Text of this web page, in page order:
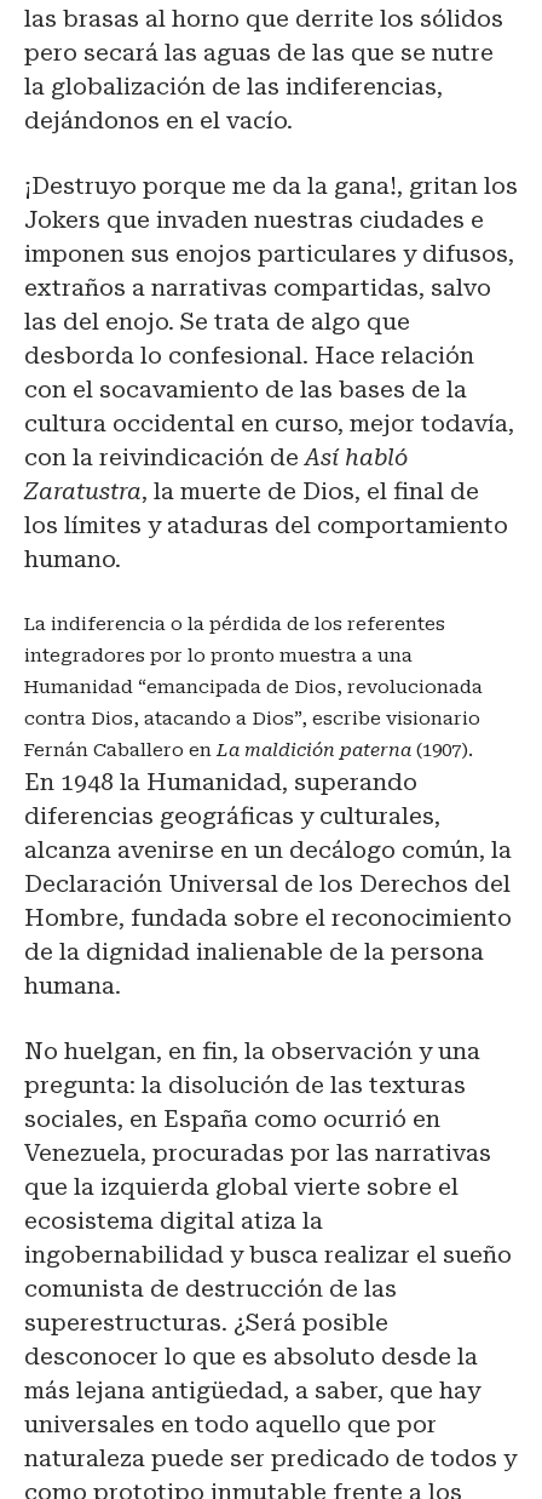
las brasas al horno que derrite los sólidos
pero secará las aguas de las que se nutre
la globalización de las indiferencias,
dejándonos en el vacío.
¡Destruyo porque me da la gana!, gritan los
Jokers que invaden nuestras ciudades e
imponen sus enojos particulares y difusos,
extraños a narrativas compartidas, salvo
las del enojo. Se trata de algo que
desborda lo confesional. Hace relación
con el socavamiento de las bases de la
cultura occidental en curso, mejor todavía,
con la reivindicación deAsí habló
Zaratustra, la muerte de Dios, el final de
los límites y ataduras del comportamiento
humano.
La indiferencia o la pérdida de los referentes
integradores por lo pronto muestra a una
Humanidad “emancipada de Dios, revolucionada
contra Dios, atacando a Dios”, escribe visionario
Fernán Caballero enLa maldición paterna (1907).
En 1948 la Humanidad, superando
diferencias geográficas y culturales,
alcanza avenirse en un decálogo común, la
Declaración Universal de los Derechos del
Hombre, fundada sobre el reconocimiento
de la dignidad inalienable de la persona
humana.
No huelgan, en fin, la observación y una
pregunta: la disolución de las texturas
sociales, en España como ocurrió en
Venezuela, procuradas por las narrativas
que la izquierda global vierte sobre el
ecosistema digital atiza la
ingobernabilidad y busca realizar el sueño
comunista de destrucción de las
superestructuras. ¿Será posible
desconocer lo que es absoluto desde la
más lejana antigüedad, a saber, que hay
universales en todo aquello que por
naturaleza puede ser predicado de todos y
como prototipo inmutable frente a los